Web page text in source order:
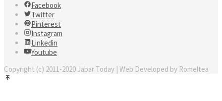
Facebook
Twitter
Pinterest
Instagram
Linkedin
Youtube
Copyright (c) 2011-2020 Jabar Today | Web Developed by Romeltea